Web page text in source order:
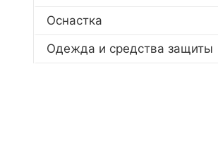
Оснастка
Одежда и средства защиты